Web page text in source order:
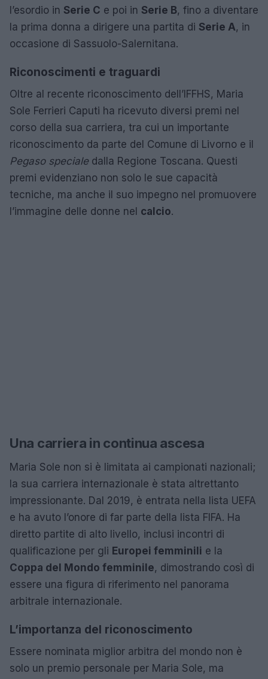
l’esordio in Serie C e poi in Serie B, fino a diventare
la prima donna a dirigere una partita di Serie A, in
occasione di Sassuolo-Salernitana.
Riconoscimenti e traguardi
Oltre al recente riconoscimento dell’IFFHS, Maria
Sole Ferrieri Caputi ha ricevuto diversi premi nel
corso della sua carriera, tra cui un importante
riconoscimento da parte del Comune di Livorno e il
Pegaso specialedalla Regione Toscana. Questi
premi evidenziano non solo le sue capacità
tecniche, ma anche il suo impegno nel promuovere
l’immagine delle donne nel calcio.
Una carriera in continua ascesa
Maria Sole non si è limitata ai campionati nazionali;
la sua carriera internazionale è stata altrettanto
impressionante. Dal 2019, è entrata nella lista UEFA
e ha avuto l’onore di far parte della lista FIFA. Ha
diretto partite di alto livello, inclusi incontri di
qualificazione per gli Europei femminili e la
Coppa del Mondo femminile, dimostrando così di
essere una figura di riferimento nel panorama
arbitrale internazionale.
L’importanza del riconoscimento
Essere nominata miglior arbitra del mondo non è
solo un premio personale per Maria Sole, ma